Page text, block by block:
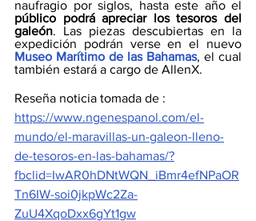
público podrá apreciar los tesoros del
galeón. Las piezas descubiertas en la
expedición podrán verse en el nuevo
Museo Marítimo de las Bahamas, el cual
también estará a cargo de AllenX.
Reseña noticia tomada de :
https://www.ngenespanol.com/el-
mundo/el-maravillas-un-galeon-lleno-
de-tesoros-en-las-bahamas/?
fbclid=IwAR0hDNtWQN_iBmr4efNPaOR
Tn6IW-soi0jkpWc2Za-
ZuU4XqoDxx6gYt1gw